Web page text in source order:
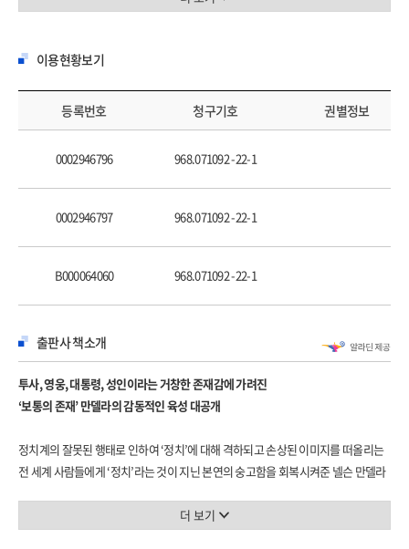
Chapter 4 죽일 이유가 없다
Chapter 6 쇠사슬에 묶인 몸
PART 3 서사시
Chapter 8 나무가 잘려 쓰러지고
Chapter 9 적응된 남자
PART 4 희비극
Chapter 13 나라 밖에서
*감사의 글
연표 | 1996년경의 남아프리카 지도 | 1962년경의 아프리카 지도 | 조직과 기구의
약칭
| 사람과 장소, 사건 | 참고문헌
이용현황보기
등록번호 청구기호 권별정보
0002946796 968.071092 -22-1
0002946797 968.071092 -22-1
B000064060 968.071092 -22-1
출판사 책소개
투사, 영웅, 대통령, 성인이라는 거창한 존재감에 가려진
‘보통의 존재’ 만델라의 감동적인 육성 대공개
정치계의 잘못된 행태로 인하여 ‘정치’에 대해 격하되고 손상된 이미지를 떠올리는
전 세계 사람들에게 ‘정치’라는 것이 지닌 본연의 숭고함을 회복시켜준 넬슨 만델라
‘행동하는 양심’으로 세계의 민중을 위해 온 생애를 바친 그가 자신의 개인 문서
더 보기